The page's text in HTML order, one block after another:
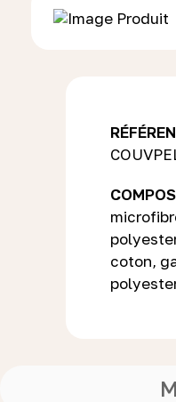
coton,